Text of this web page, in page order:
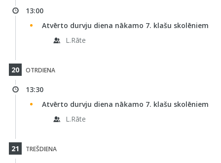
13:00
Atvērto durvju diena nākamo 7. klašu skolēniem
L.Rāte
20 OTRDIENA
13:30
Atvērto durvju diena nākamo 7. klašu skolēniem
L.Rāte
21 TREŠDIENA